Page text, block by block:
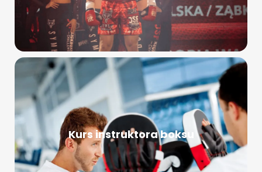
Kurs instruktora boksu